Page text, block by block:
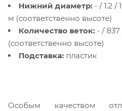
Нижний диаметр: - / 1.2 /
м (соответственно высоте)
Количество веток: - / 837
(соответственно высоте)
Подставка: пластик
Особым качеством